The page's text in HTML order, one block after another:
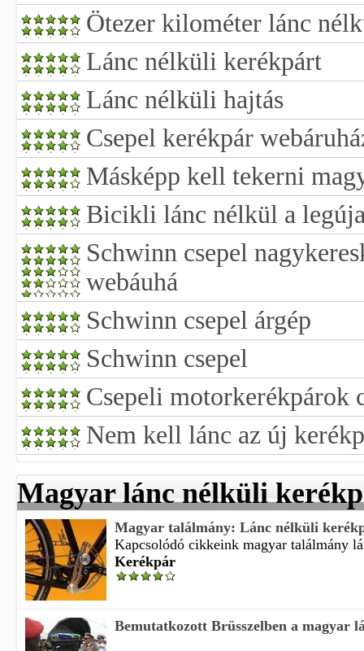
Ötezer kilométer lánc
Lánc nélküli kerékpárt
Lánc nélküli hajtás
Csepel kerékpár
Másképp kell tekerni
Bicikli lánc nélkül a
Schwinn csepel
webáuhá
Schwinn csepel árgép
Schwinn csepel
Csepeli motorkerékpárok
Nem kell lánc az új
Magyar lánc nélküli
Magyar találmány: Lánc nélküli
Kapcsolódó cikkeink magyar találmány
Kerékpár
Bemutatkozott Brüsszelben a magyar